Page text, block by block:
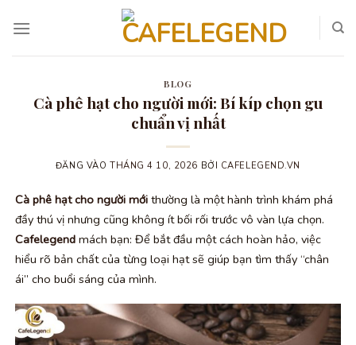
qua
BLOG
Cà phê hạt cho người mới: Bí kíp chọn gu
chuẩn vị nhất
ĐĂNG VÀO THÁNG 4 10, 2026 BỞI CAFELEGEND.VN
Cà phê hạt cho người mới thường là một hành trình khám phá
đầy thú vị nhưng cũng không ít bối rối trước vô vàn lựa chọn.
Cafelegend mách bạn: Để bắt đầu một cách hoàn hảo, việc
hiểu rõ bản chất của từng loại hạt sẽ giúp bạn tìm thấy “chân
ái” cho buổi sáng của mình.